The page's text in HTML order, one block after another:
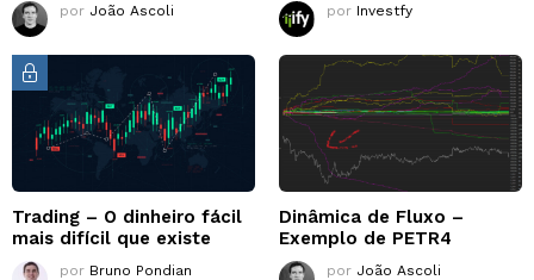
por João Ascoli por Investfy
Trading – O dinheiro fácil
mais difícil que existe
por Bruno Pondian
Dinâmica de Fluxo –
Exemplo de PETR4
por João Ascoli